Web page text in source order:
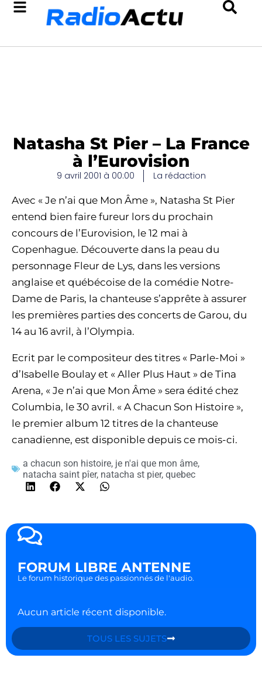
Natasha St Pier – La France
à l’Eurovision
9 avril 2001 à 00:00 La rédaction
Avec « Je n’ai que Mon Âme », Natasha St Pier
entend bien faire fureur lors du prochain
concours de l’Eurovision, le 12 mai à
Copenhague. Découverte dans la peau du
personnage Fleur de Lys, dans les versions
anglaise et québécoise de la comédie Notre-
Dame de Paris, la chanteuse s’apprête à assurer
les premières parties des concerts de Garou, du
14 au 16 avril, à l’Olympia.
Ecrit par le compositeur des titres « Parle-Moi »
d’Isabelle Boulay et « Aller Plus Haut » de Tina
Arena, « Je n’ai que Mon Âme » sera édité chez
Columbia, le 30 avril. « A Chacun Son Histoire »,
le premier album 12 titres de la chanteuse
canadienne, est disponible depuis ce mois-ci.
a chacun son histoire, je n'ai que mon âme,
natacha saint pîer, natacha st pier, quebec
FORUM LIBRE ANTENNE
Le forum historique des passionnés de l'audio.
Aucun article récent disponible.
TOUS LES SUJETS